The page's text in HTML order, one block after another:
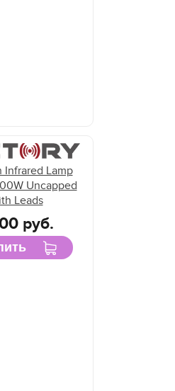
Infrared Lamp
Uncapped
Leads
руб.